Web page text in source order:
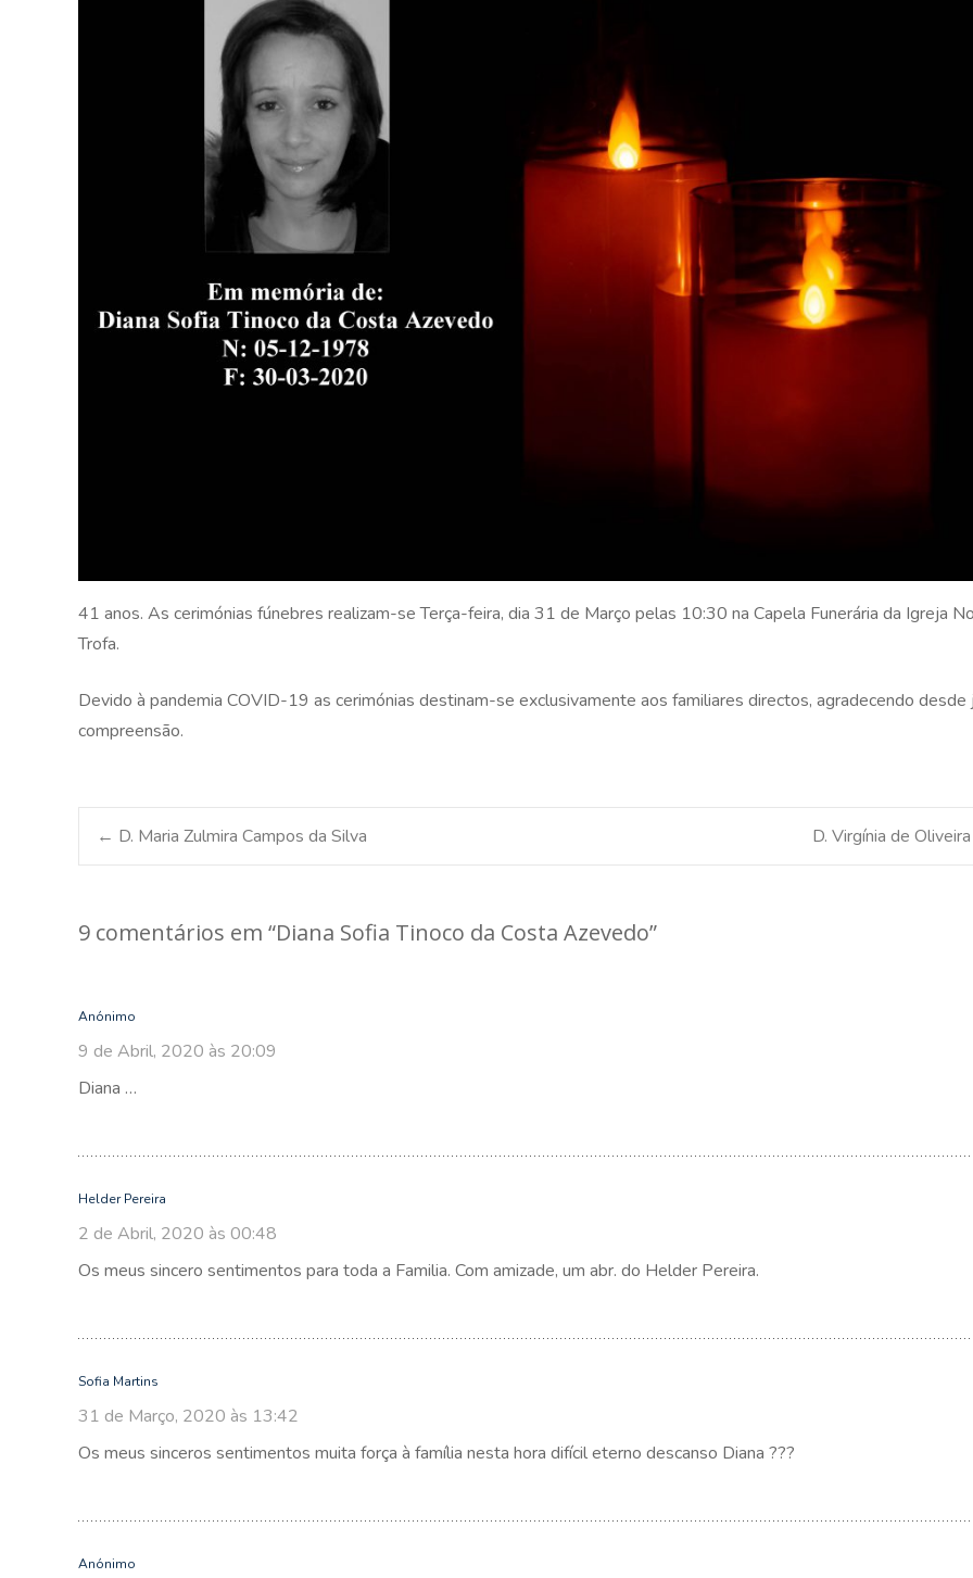
41 anos. As cerimónias fúnebres realizam-se Terça-feira, dia 31 de Março pelas 10:30 na Capela Funerária da Igreja
Trofa.
Devido à pandemia COVID-19 as cerimónias destinam-se exclusivamente aos familiares directos, agradecendo desde
compreensão.
Post
navigation
← D. Maria Zulmira Campos da Silva D. Virgínia de
9 comentários em “Diana Sofia Tinoco da Costa Azevedo”
Anónimo
9 de Abril, 2020 às 20:09
Diana …
Helder Pereira
2 de Abril, 2020 às 00:48
Os meus sincero sentimentos para toda a Familia. Com amizade, um abr. do Helder Pereira.
Sofia Martins
31 de Março, 2020 às 13:42
Os meus sinceros sentimentos muita força à família nesta hora difícil eterno descanso Diana ???
Anónimo